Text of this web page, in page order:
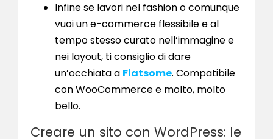
Infine se lavori nel fashion o comunque
vuoi un e-commerce flessibile e al
tempo stesso curato nell’immagine e
nei layout, ti consiglio di dare
un’occhiata a Flatsome. Compatibile
con WooCommerce e molto, molto
bello.
Creare un sito con WordPress: le